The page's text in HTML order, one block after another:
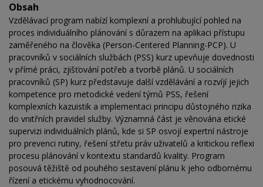
Obsah
Vzdělávací program nabízí komplexní a prohlubující pohled na
proces individuálního plánování s důrazem na aplikaci přístupu
zaměřeného na člověka (Person-Centered Planning-PCP). U
pracovníků v sociálních službách (PSS) kurz upevňuje dovednosti
v přímé práci, zjišťování potřeb a tvorbě plánů. U sociálních
pracovníků (SP) kurz představuje další vzdělávání a rozvíjí jejich
kompetence pro metodické vedení týmů PSS, řešení
komplexních kazuistik a implementaci principu důstojného rizika
do vnitřních pravidel služby. Významná část je věnována etické
supervizi individuálních plánů, kde si SP osvojí expertní nástroje
pro prevenci rutiny, řešení střetu práv uživatelů a kritickou reflexi
procesu plánování v kontextu standardů kvality. Program
posouvá těžiště od pouhého sestavení plánu k jeho odbornému
řízení a etickému vyhodnocování.